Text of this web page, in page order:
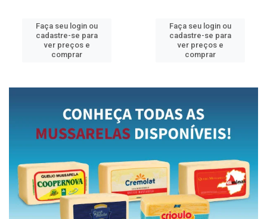
Faça seu login ou
cadastre-se para
ver preços e
comprar
Faça seu login ou
cadastre-se para
ver preços e
comprar